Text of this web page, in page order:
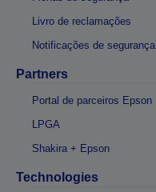
Livro de reclamações
Notificações de segurança
Partners
Portal de parceiros Epson
LPGA
Shakira + Epson
Technologies